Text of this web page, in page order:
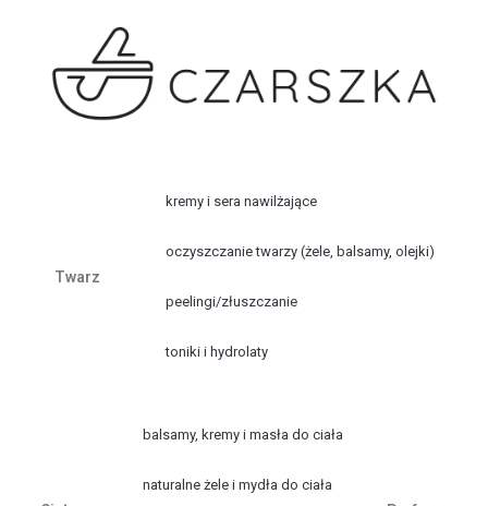
Twarz
kremy i sera nawilżające
oczyszczanie twarzy (żele, balsamy, olejki)
peelingi/złuszczanie
toniki i hydrolaty
balsamy, kremy i masła do ciała
naturalne żele i mydła do ciała